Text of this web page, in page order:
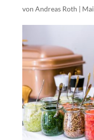
von Andreas Roth |